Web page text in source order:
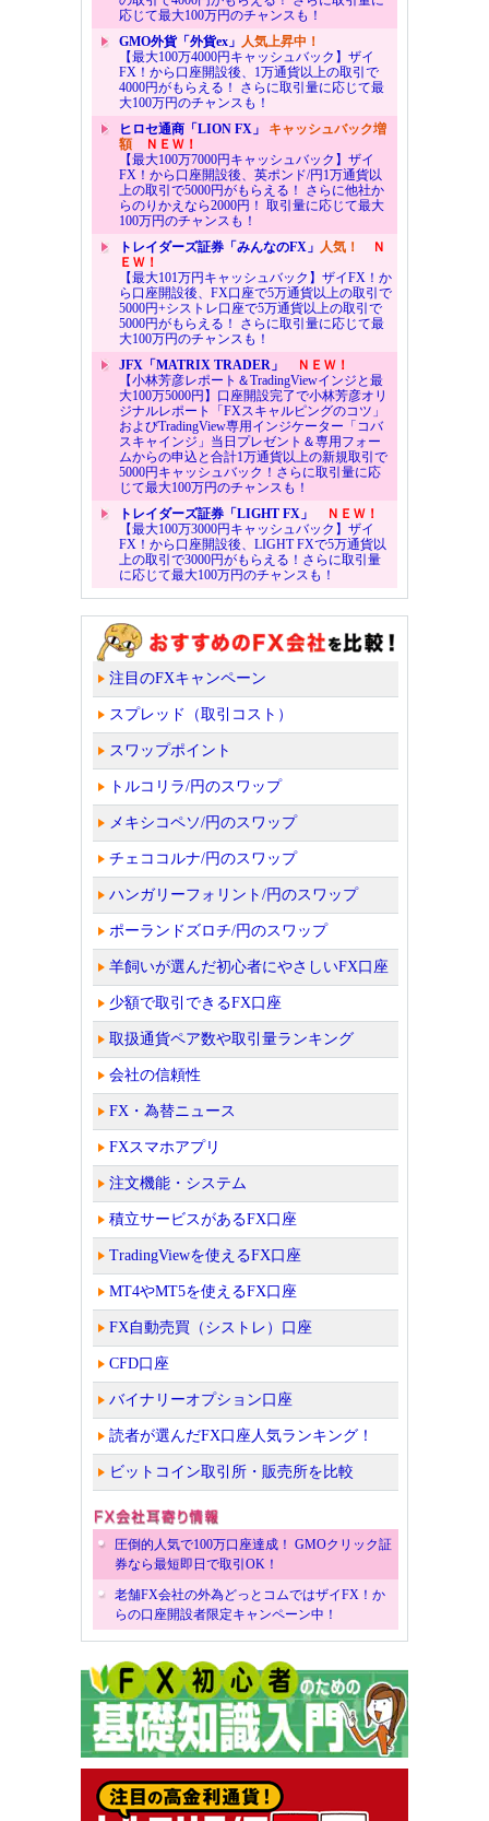
応じて最大100万円のチャンスも！
GMO外貨「外貨ex」 人気上昇中！
【最大100万4000円キャッシュバック】ザイ
FX！から口座開設後、1万通貨以上の取引で
4000円がもらえる！ さらに取引量に応じて最
大100万円のチャンスも！
ヒロセ通商「LION FX」 キャッシュバック増
額ＮＥＷ！
【最大100万7000円キャッシュバック】ザイ
FX！から口座開設後、英ポンド/円1万通貨以
上の取引で5000円がもらえる！ さらに他社か
らのりかえなら2000円！ 取引量に応じて最大
100万円のチャンスも！
トレイダーズ証券「みんなのFX」 人気！
Ｎ
ＥＷ！
【最大101万円キャッシュバック】ザイFX！か
ら口座開設後、FX口座で5万通貨以上の取引で
5000円+シストレ口座で5万通貨以上の取引で
5000円がもらえる！ さらに取引量に応じて最
大100万円のチャンスも！
JFX「MATRIX TRADER」
ＮＥＷ！
【小林芳彦レポート＆TradingViewインジと最
大100万5000円】口座開設完了で小林芳彦オリ
ジナルレポート「FXスキャルピングのコツ」
およびTradingView専用インジケーター「コバ
スキャインジ」当日プレゼント＆専用フォー
ムからの申込と合計1万通貨以上の新規取引で
5000円キャッシュバック！さらに取引量に応
じて最大100万円のチャンスも！
トレイダーズ証券「LIGHT FX」
ＮＥＷ！
【最大100万3000円キャッシュバック】ザイ
FX！から口座開設後、LIGHT FXで5万通貨以
上の取引で3000円がもらえる！さらに取引量
に応じて最大100万円のチャンスも！
注目のFXキャンペーン
スプレッド（取引コスト）
スワップポイント
トルコリラ/円のスワップ
メキシコペソ/円のスワップ
チェココルナ/円のスワップ
ハンガリーフォリント/円のスワップ
ポーランドズロチ/円のスワップ
羊飼いが選んだ初心者にやさしいFX口座
少額で取引できるFX口座
取扱通貨ペア数や取引量ランキング
会社の信頼性
FX・為替ニュース
FXスマホアプリ
注文機能・システム
積立サービスがあるFX口座
TradingViewを使えるFX口座
MT4やMT5を使えるFX口座
FX自動売買（シストレ）口座
CFD口座
バイナリーオプション口座
読者が選んだFX口座人気ランキング！
ビットコイン取引所・販売所を比較
圧倒的人気で100万口座達成！ GMOクリック証
券なら最短即日で取引OK！
老舗FX会社の外為どっとコムではザイFX！か
らの口座開設者限定キャンペーン中！